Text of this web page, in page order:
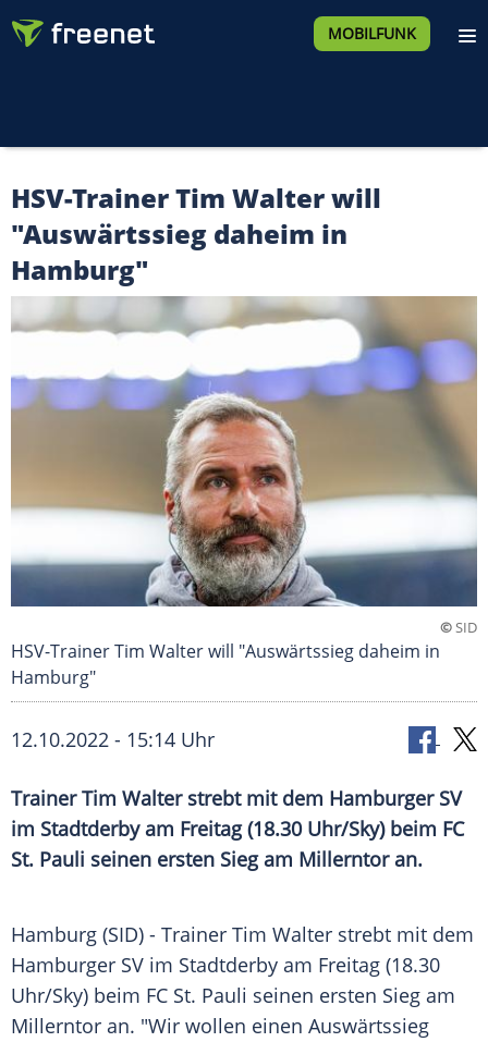
MOBILFUNK
HSV-Trainer Tim Walter will
"Auswärtssieg daheim in
Hamburg"
©SID
HSV-Trainer Tim Walter will "Auswärtssieg daheim in
Hamburg"
12.10.2022 - 15:14 Uhr
Trainer Tim Walter strebt mit dem Hamburger SV
im Stadtderby am Freitag (18.30 Uhr/Sky) beim FC
St. Pauli seinen ersten Sieg am Millerntor an.
Hamburg (SID) - Trainer Tim Walter strebt mit dem
Hamburger SV im Stadtderby am Freitag (18.30
Uhr/Sky) beim FC St. Pauli seinen ersten Sieg am
Millerntor an. "Wir wollen einen Auswärtssieg